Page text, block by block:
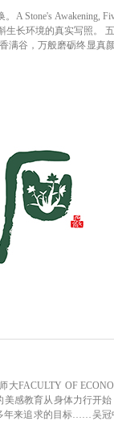
Stone's Awakening,
生长环境的真实写照。
满谷，万般磨砺终显真
大FACULTY OF
感教育从身体力行开
年来追求的目标……吴